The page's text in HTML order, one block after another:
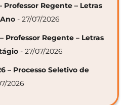
Professor Regente – Letras
- 27/07/2026
Professor Regente – Letras
- 27/07/2026
– Processo Seletivo de
2026